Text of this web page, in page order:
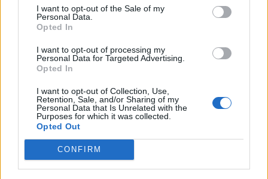
I want to opt-out of the Sale of my
Personal Data.
Opted In
I want to opt-out of processing my
Personal Data for Targeted Advertising.
Opted In
I want to opt-out of Collection, Use,
Retention, Sale, and/or Sharing of my
Personal Data that Is Unrelated with the
Purposes for which it was collected.
Opted Out
CONFIRM